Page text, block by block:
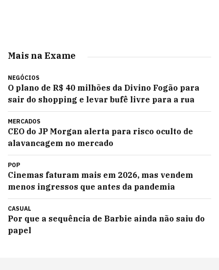
Mais na Exame
NEGÓCIOS
O plano de R$ 40 milhões da Divino Fogão para
sair do shopping e levar bufê livre para a rua
MERCADOS
CEO do JP Morgan alerta para risco oculto de
alavancagem no mercado
POP
Cinemas faturam mais em 2026, mas vendem
menos ingressos que antes da pandemia
CASUAL
Por que a sequência de Barbie ainda não saiu do
papel